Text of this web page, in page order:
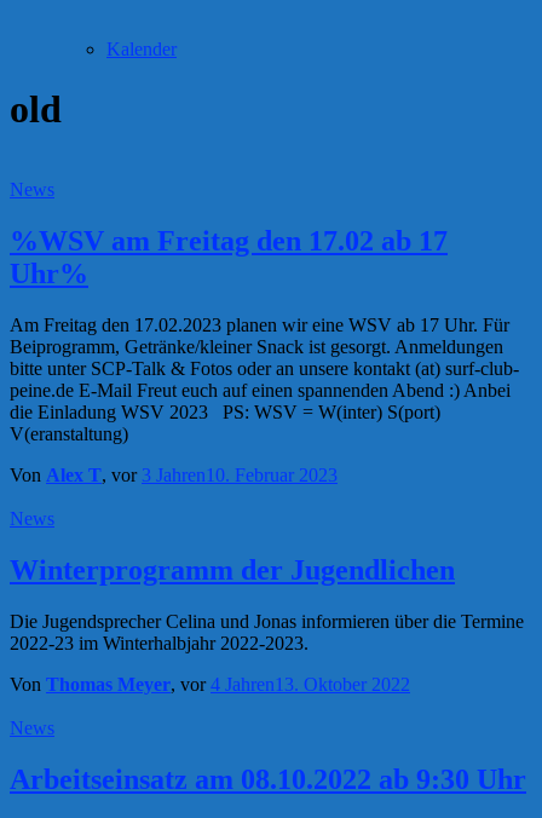
Kalender
old
News
%WSV am Freitag den 17.02 ab 17
Uhr%
Am Freitag den 17.02.2023 planen wir eine WSV ab 17 Uhr. Für
Beiprogramm, Getränke/kleiner Snack ist gesorgt. Anmeldungen
bitte unter SCP-Talk & Fotos oder an unsere kontakt (at) surf-club-
peine.de E-Mail Freut euch auf einen spannenden Abend :) Anbei
die Einladung WSV 2023 PS: WSV = W(inter) S(port)
V(eranstaltung)
Von Alex T, vor 3 Jahren10. Februar 2023
News
Winterprogramm der Jugendlichen
Die Jugendsprecher Celina und Jonas informieren über die Termine
2022-23 im Winterhalbjahr 2022-2023.
Von Thomas Meyer, vor4 Jahren13. Oktober 2022
News
Arbeitseinsatz am 08.10.2022 ab 9:30 Uhr